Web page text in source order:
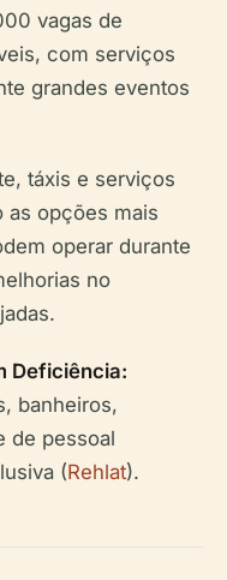
vagas de
com serviços
grandes eventos
táxis e serviços
as opções mais
operar durante
no
Deficiência:
banheiros,
de pessoal
(Rehlat).